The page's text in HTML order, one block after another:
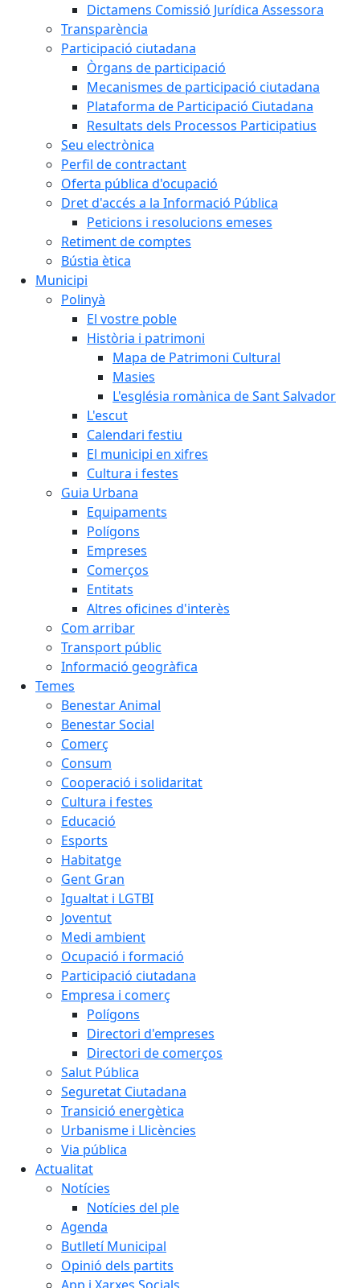
Dictamens Comissió Jurídica Assessora
Transparència
Participació ciutadana
Òrgans de participació
Mecanismes de participació ciutadana
Plataforma de Participació Ciutadana
Resultats dels Processos Participatius
Seu electrònica
Perfil de contractant
Oferta pública d'ocupació
Dret d'accés a la Informació Pública
Peticions i resolucions emeses
Retiment de comptes
Bústia ètica
Municipi
Polinyà
El vostre poble
Història i patrimoni
Mapa de Patrimoni Cultural
Masies
L'església romànica de Sant Salvador
L'escut
Calendari festiu
El municipi en xifres
Cultura i festes
Guia Urbana
Equipaments
Polígons
Empreses
Comerços
Entitats
Altres oficines d'interès
Com arribar
Transport públic
Informació geogràfica
Temes
Benestar Animal
Benestar Social
Comerç
Consum
Cooperació i solidaritat
Cultura i festes
Educació
Esports
Habitatge
Gent Gran
Igualtat i LGTBI
Joventut
Medi ambient
Ocupació i formació
Participació ciutadana
Empresa i comerç
Polígons
Directori d'empreses
Directori de comerços
Salut Pública
Seguretat Ciutadana
Transició energètica
Urbanisme i Llicències
Via pública
Actualitat
Notícies
Notícies del ple
Agenda
Butlletí Municipal
Opinió dels partits